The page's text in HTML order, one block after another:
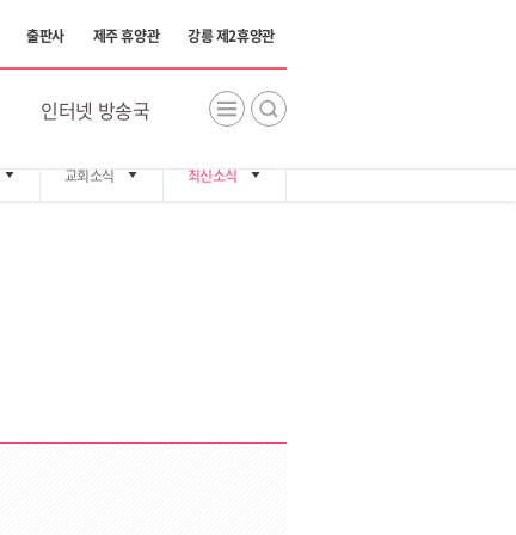
출판사 제주 휴양관 강릉 제2휴양관
인터넷 방송국
교회소식 최신소식